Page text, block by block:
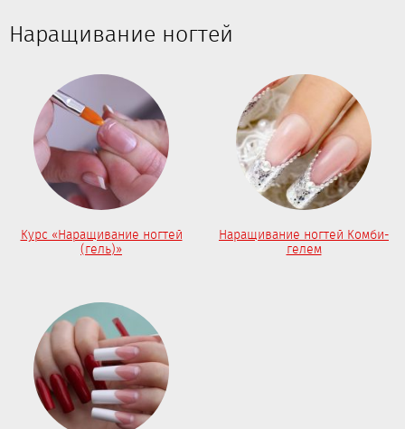
Наращивание ногтей
Курс «Наращивание ногтей
(гель)»
Наращивание ногтей Комби-
гелем